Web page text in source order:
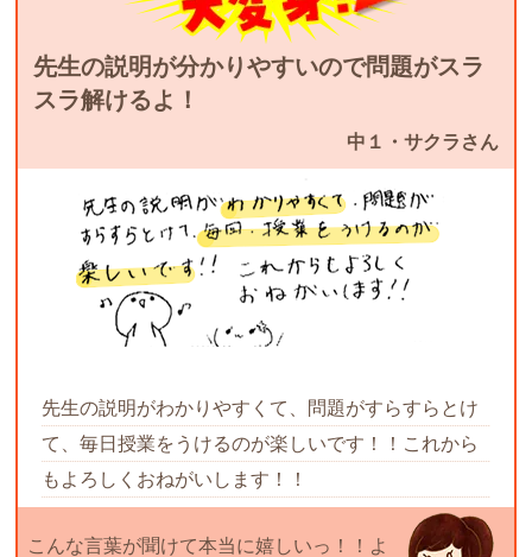
先生の説明が分かりやすいので問題がスラ
スラ解けるよ！
中１・サクラさん
先生の説明がわかりやすくて、問題がすらすらとけ
て、毎日授業をうけるのが楽しいです！！これから
もよろしくおねがいします！！
こんな言葉が聞けて本当に嬉しいっ！！よ